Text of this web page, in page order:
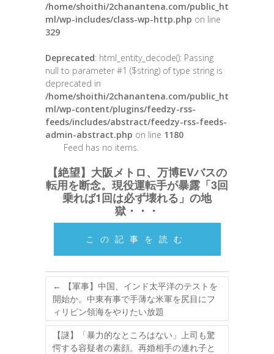
/home/shoithi/2chanantena.com/public_ht
ml/wp-includes/class-wp-http.php on line
329
Deprecated: html_entity_decode(): Passing
null to parameter #1 ($string) of type string is
deprecated in
/home/shoithi/2chanantena.com/public_ht
ml/wp-content/plugins/feedzy-rss-
feeds/includes/abstract/feedzy-rss-feeds-
admin-abstract.php on line 1180
Feed has no items.
【絶望】大阪メトロ、万博EVバスの
転用を断念。現役運転手が暴露「3回
乗れば1回は必ず壊れる」の地
獄・・・
この記事を読む
←
【軍事】中国、インド太平洋のテストを
開始か。中東有事で手薄な米軍を尻目にフ
ィリピン領海をやりたい放題
【謎】「暴力的なところはない」上司も驚
愕する容疑者の素顔。再婚相手の連れ子と